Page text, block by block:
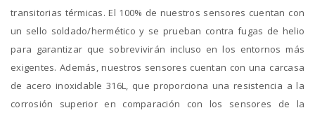
transitorias térmicas. El 100% de nuestros sensores cuentan con
un sello soldado/hermético y se prueban contra fugas de helio
para garantizar que sobrevivirán incluso en los entornos más
exigentes. Además, nuestros sensores cuentan con una carcasa
de acero inoxidable 316L, que proporciona una resistencia a la
corrosión superior en comparación con los sensores de la